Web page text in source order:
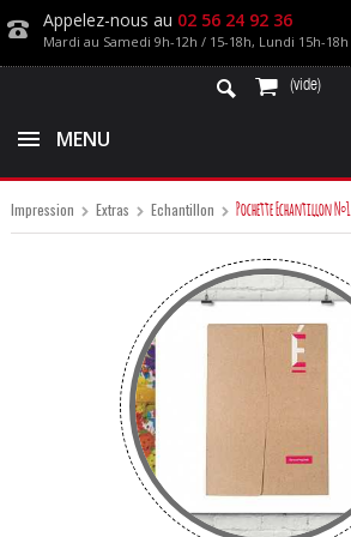
Appelez-nous au 02 56 24 92 36
Mardi au Samedi 9h-12h / 15-18h, Lundi 15h-18h
(vide)
MENU
Impression Extras Echantillon Pochette Echantillon N°1